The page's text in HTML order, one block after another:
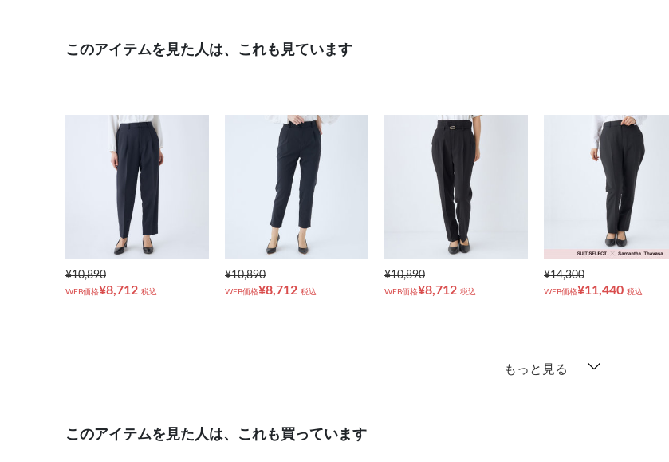
このアイテムを見た人は、これも見ています
¥10,890
WEB価格¥8,712 税込
¥10,890
WEB価格¥8,712 税込
¥10,890
WEB価格¥8,712 税込
¥14,300
WEB価格¥11,440 税込
もっと見る
このアイテムを見た人は、これも買っています